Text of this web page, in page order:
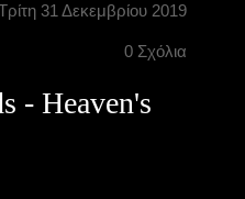
31 Δεκεμβρίου 2019
0 Σχόλια
- Heaven's